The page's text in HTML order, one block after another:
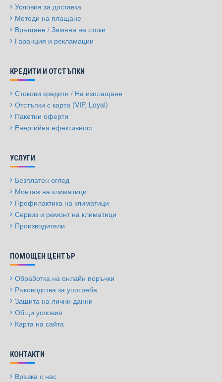
Условия за доставка
Методи на плащане
Връщане / Замяна на стоки
Гаранция и рекламации
КРЕДИТИ И ОТСТЪПКИ
Стокови кредити / На изплащане
Отстъпки с карта (VIP, Loyal)
Пакетни оферти
Енергийна ефективност
УСЛУГИ
Безплатен оглед
Монтаж на климатици
Профилактика на климатици
Сервиз и ремонт на климатици
Производители
ПОМОЩЕН ЦЕНТЪР
Обработка на онлайн поръчки
Ръководства за употреба
Защита на лични данни
Общи условия
Карта на сайта
КОНТАКТИ
Връзка с нас